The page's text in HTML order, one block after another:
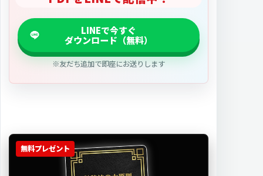
※友だち追加で即座にお送りします
無料プレゼント